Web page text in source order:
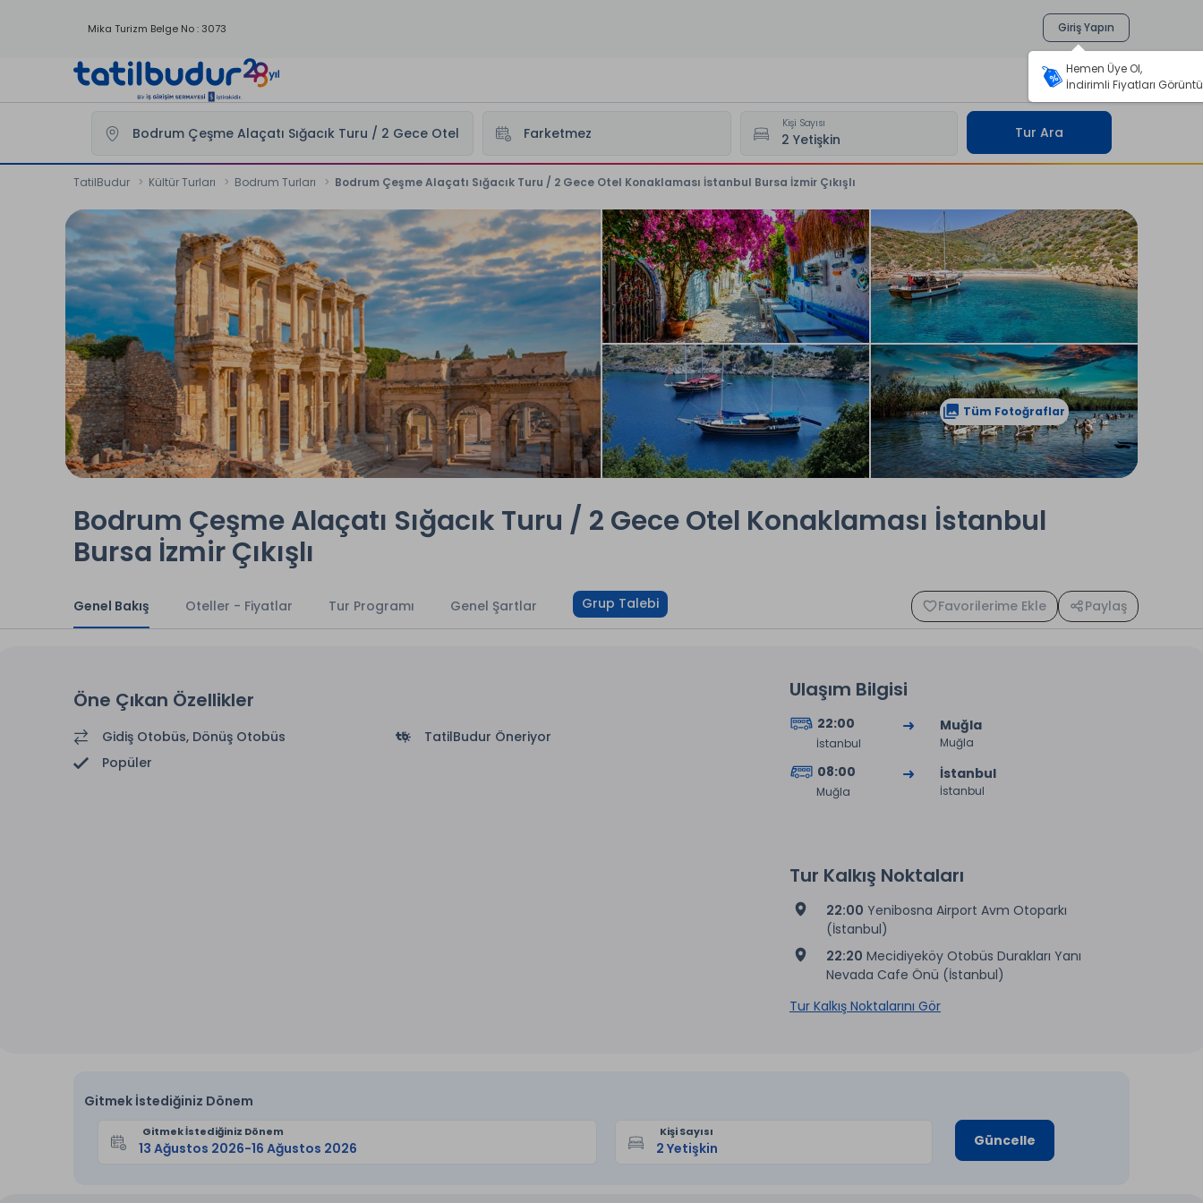
Mika Turizm Belge No : 3073 Giriş Yapın
Kişi Sayısı
Tur Ara
TatilBudur Kültür Turları Bodrum Turları Bodrum Çeşme Alaçatı Sığacık Turu / 2 Gece Otel Konaklaması İstanbul Bursa İzmir Çıkışlı
Tüm Fotoğraflar
Bodrum Çeşme Alaçatı Sığacık Turu / 2 Gece Otel Konaklaması İstanbul
Bursa İzmir Çıkışlı
Genel Bakış Oteller - Fiyatlar Tur Programı Genel Şartlar Grup Talebi Favorilerime Ekle Paylaş
Öne Çıkan Özellikler
Gidiş Otobüs, Dönüş Otobüs
TatilBudur Öneriyor
Popüler
Ulaşım Bilgisi
22:00
İstanbul
Muğla
Muğla
08:00
Muğla
İstanbul
İstanbul
Tur Kalkış Noktaları
22:00 Yenibosna Airport Avm Otoparkı
(İstanbul)
22:20 Mecidiyeköy Otobüs Durakları Yanı
Nevada Cafe Önü (İstanbul)
Tur Kalkış Noktalarını Gör
Gitmek İstediğiniz Dönem
Gitmek İstediğiniz Dönem Kişi Sayısı Güncelle
Hemen Üye Ol,
İndirimli Fiyatları